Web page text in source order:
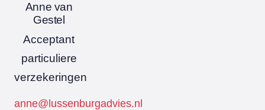
Anne van
Gestel
Acceptant
particuliere
verzekeringen
anne@lussenburgadvies.nl